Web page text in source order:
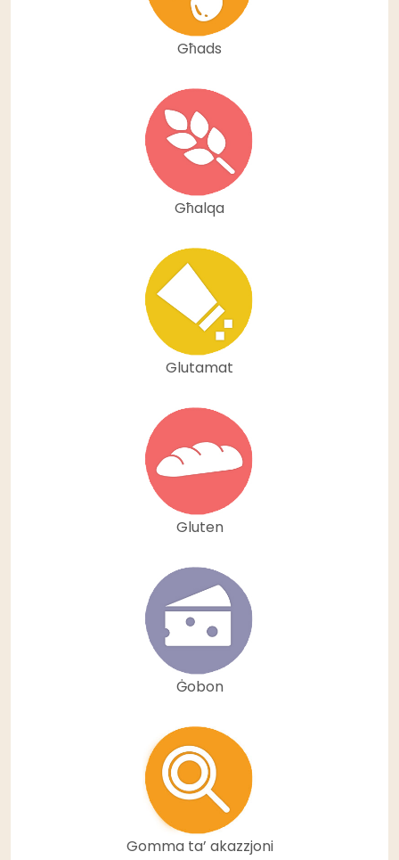
Għads
Għalqa
Glutamat
Gluten
Ġobon
Gomma ta’ akazzjoni